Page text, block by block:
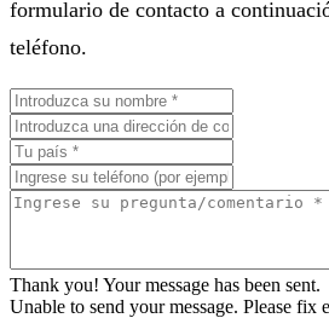
formulario de contacto a
teléfono.
Thank you! Your message has been sent.
Unable to send your message. Please fix